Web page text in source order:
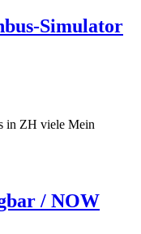
Simulator
in ZH viele Mein
/ NOW